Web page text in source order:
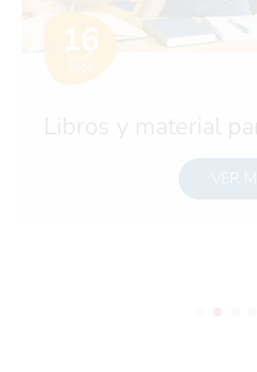
16
Libros y material
VER